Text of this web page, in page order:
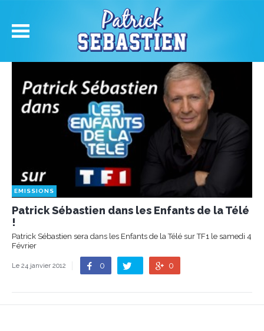
EMISSIONS
Patrick Sébastien dans les Enfants de la Télé
!
Patrick Sébastien sera dans les Enfants de la Télé sur TF1 le samedi 4
Février
Le 24 janvier 2012 0 0